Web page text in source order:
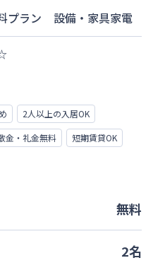
プラン 設備・家具家電
2人以上の入居OK
金・礼金無料
短期賃貸OK
無料
2名